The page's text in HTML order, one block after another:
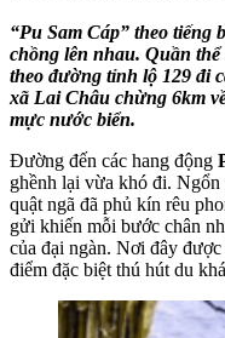
“Pu Sam Cáp” theo tiếng
chồng lên nhau. Quần thể
theo đường tỉnh lộ 129 đi
xã Lai Châu chừng 6km
mực nước biển.
Đường đến các hang động
ghềnh lại vừa khó đi.
quật ngã đã phủ kín rêu
gửi khiến mỗi bước chân
của đại ngàn. Nơi đây
điểm đặc biệt thú hút du